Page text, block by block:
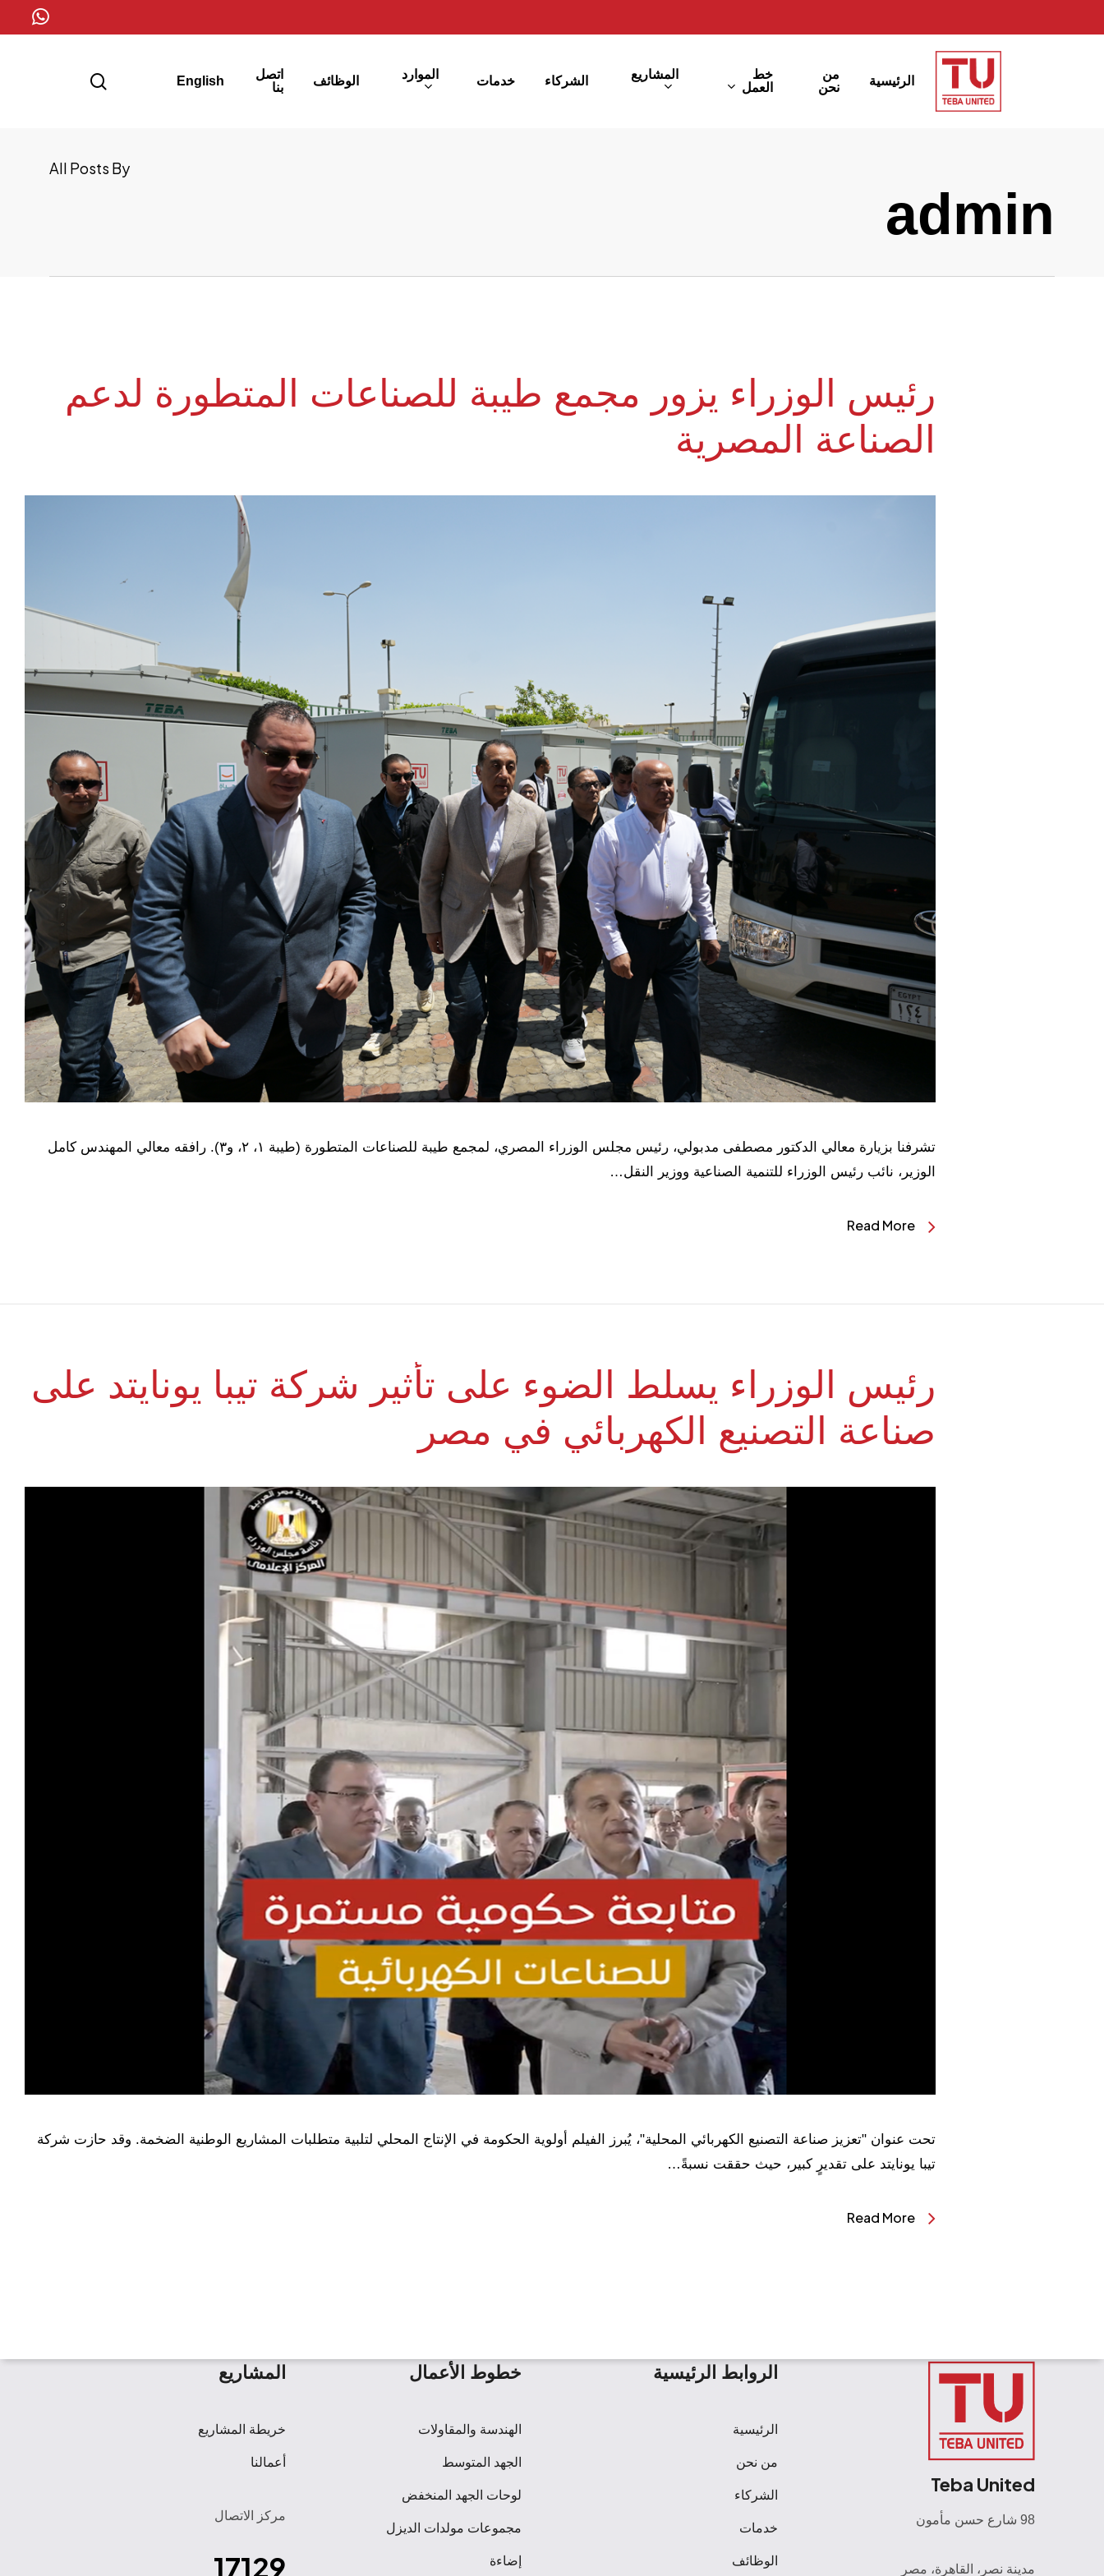
to
whatsapp
الرئيسية
من
نحن
خط
العمل
المشاريع الشركاء خدمات الموارد الوظائف
اتصل
بنا
English
search
All Posts By
admin
رئيس الوزراء يزور مجمع طيبة للصناعات المتطورة لدعم
الصناعة المصرية
تشرفنا بزيارة معالي الدكتور مصطفى مدبولي، رئيس مجلس الوزراء المصري، لمجمع طيبة للصناعات المتطورة (طيبة ١، ٢، و٣). رافقه معالي المهندس كامل
الوزير، نائب رئيس الوزراء للتنمية الصناعية ووزير النقل…
Read More
رئيس الوزراء يسلط الضوء على تأثير شركة تيبا يونايتد على
صناعة التصنيع الكهربائي في مصر
تحت عنوان "تعزيز صناعة التصنيع الكهربائي المحلية"، يُبرز الفيلم أولوية الحكومة في الإنتاج المحلي لتلبية متطلبات المشاريع الوطنية الضخمة. وقد حازت شركة
تيبا يونايتد على تقديرٍ كبير، حيث حققت نسبةً…
Read More
Teba United
98 شارع حسن مأمون
مدينة نصر، القاهرة، مصر
الروابط الرئيسية
الرئيسية
من نحن
الشركاء
خدمات
الوظائف
خطوط الأعمال
الهندسة والمقاولات
الجهد المتوسط
لوحات الجهد المنخفض
مجموعات مولدات الديزل
إضاءة
المشاريع
خريطة المشاريع
أعمالنا
مركز الاتصال
17129